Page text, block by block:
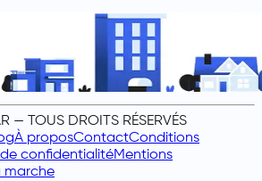
— TOUS DROITS RÉSERVÉS
À proposContactConditions
confidentialitéMentions
marche